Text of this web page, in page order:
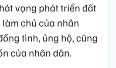
vọng phát triển đất
chủ của nhân
tình, ủng hộ, cũng
của nhân dân.